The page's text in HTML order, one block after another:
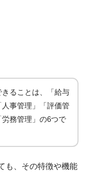
ることは、「給与
事管理」「評価管
務管理」の6つで
も、その特徴や機能